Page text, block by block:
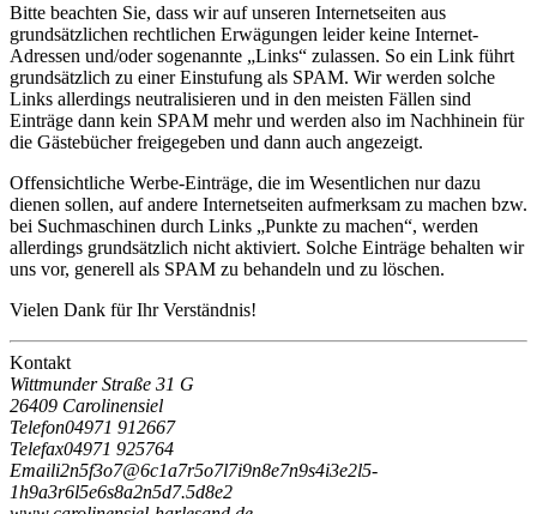
Bitte beachten Sie, dass wir auf unseren Internetseiten aus
grundsätzlichen rechtlichen Erwägungen leider keine Internet-
Adressen und/oder sogenannte „Links“ zulassen. So ein Link führt
grundsätzlich zu einer Einstufung als SPAM. Wir werden solche
Links allerdings neutralisieren und in den meisten Fällen sind
Einträge dann kein SPAM mehr und werden also im Nachhinein für
die Gästebücher freigegeben und dann auch angezeigt.
Offensichtliche Werbe-Einträge, die im Wesentlichen nur dazu
dienen sollen, auf andere Internetseiten aufmerksam zu machen bzw.
bei Suchmaschinen durch Links „Punkte zu machen“, werden
allerdings grundsätzlich nicht aktiviert. Solche Einträge behalten wir
uns vor, generell als SPAM zu behandeln und zu löschen.
Vielen Dank für Ihr Verständnis!
Kontakt
Wittmunder Straße 31 G
26409 Carolinensiel
Telefon04971 912667
Telefax04971 925764
Emaili2n5f3o7@6c1a7r5o7l7i9n8e7n9s4i3e2l5-
1h9a3r6l5e6s8a2n5d7.5d8e2